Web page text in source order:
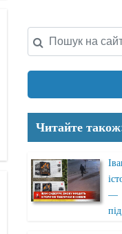
Читайте
—